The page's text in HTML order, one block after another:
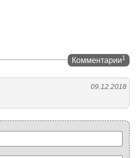
Комментарии1
09.12.2018